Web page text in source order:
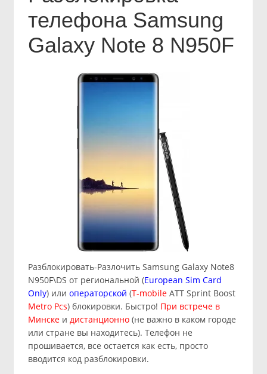
телефона Samsung
Galaxy Note 8 N950F
Разблокировать-Разлочить Samsung Galaxy Note8
N950F\DS от региональной (European Sim Card
Only) или операторской (T-mobileATT Sprint Boost
Metro Pcs) блокировки. Быстро! При встрече в
Минскеи дистанционно(не важно в каком городе
или стране вы находитесь). Телефон не
прошивается, все остается как есть, просто
вводится код разблокировки.